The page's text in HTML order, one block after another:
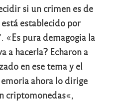
si un crimen es de
establecido por
«Es pura demagogia la
a hacerla? Echaron a
en ese tema y el
ahora lo dirige
criptomonedas«,